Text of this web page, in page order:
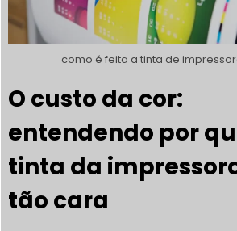
como é feita a tinta de
O custo da cor:
entendendo por
tinta da
tão cara